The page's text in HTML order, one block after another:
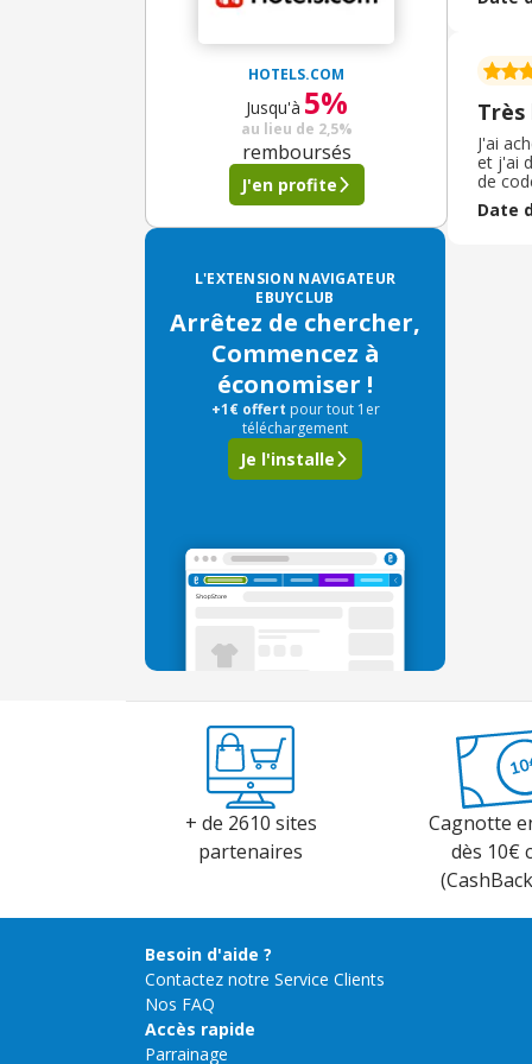
HOTELS.COM
Jusqu'à 5%
au lieu de 2,5%
remboursés
J'en profite
L'EXTENSION NAVIGATEUR
EBUYCLUB
Arrêtez de chercher,
Commencez à
économiser !
+1€ offert pour tout 1er
téléchargement
Je l'installe
j'ai de
J'ai
et j'ai
de
Date
+ de 2610 sites
partenaires
Cagnotte
dès 10€
Besoin d'aide ?
Contactez notre Service Clients
Nos FAQ
Accès rapide
Parrainage